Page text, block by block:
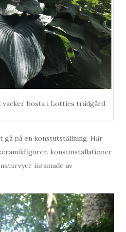
vacker hosta i Lotties trädgård
gå på en konstutställning. Här
konstinstallationer
inramade av